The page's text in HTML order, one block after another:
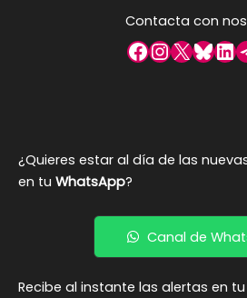
Contacta con
Facebook
X
¿Quieres estar al día de las
en tu WhatsApp?
Canal de
Recibe al instante las alertas en